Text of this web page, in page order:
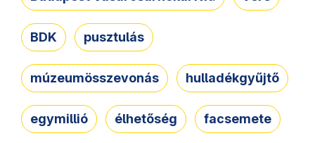
BDK pusztulás
múzeumösszevonás hulladékgyűjtő
egymillió élhetőség facsemete